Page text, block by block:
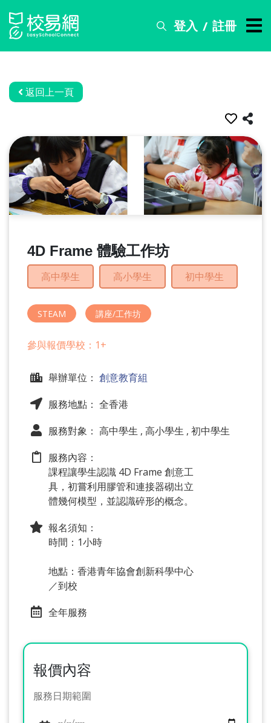
登入 / 註冊
搜
務
資
訊
關
於
我
返回上一頁
4D Frame 體驗工作坊
高中學生 高小學生 初中學生
STEAM 講座/工作坊
參與報價學校：1+
舉辦單位： 創意教育組
服務地點： 全香港
服務對象： 高中學生 , 高小學生 , 初中學生
服務內容：
課程讓學生認識 4D Frame 創意工
具，初嘗利用膠管和連接器砌出立
體幾何模型，並認識碎形的概念。
報名須知：
時間：1小時
地點：香港青年協會創新科學中心
／到校
全年服務
報價內容
服務日期範圍